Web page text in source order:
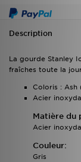
Description
La gourde Stanley
fraîches toute la
Coloris : Ash
Acier
Matière du
Acier
Couleur:
Gris